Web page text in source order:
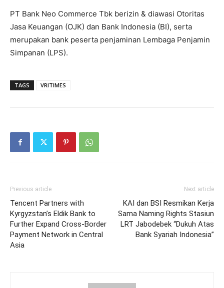
PT Bank Neo Commerce Tbk berizin & diawasi Otoritas
Jasa Keuangan (OJK) dan Bank Indonesia (BI), serta
merupakan bank peserta penjaminan Lembaga Penjamin
Simpanan (LPS).⁣
TAGS VRITIMES
Previous article
Tencent Partners with
Kyrgyzstan’s Eldik Bank to
Further Expand Cross-Border
Payment Network in Central
Asia
Next article
KAI dan BSI Resmikan Kerja
Sama Naming Rights Stasiun
LRT Jabodebek “Dukuh Atas
Bank Syariah Indonesia”